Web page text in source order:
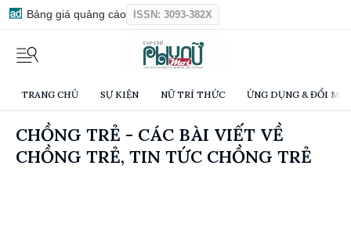
Bảng giá quảng cáo ISSN: 3093-382X
TRANG CHỦ SỰ KIỆN NỮ TRÍ THỨC ỨNG DỤNG & ĐỔI
CHỒNG TRẺ - CÁC BÀI VIẾT VỀ
CHỒNG TRẺ, TIN TỨC CHỒNG TRẺ